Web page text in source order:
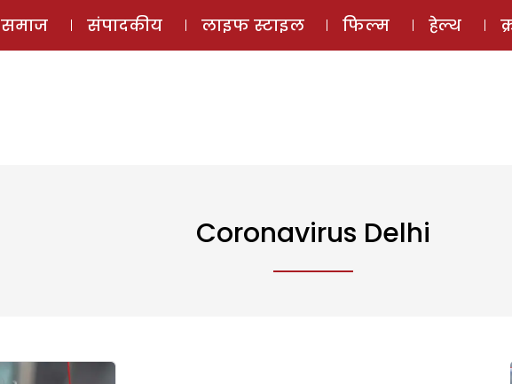
ई-मैगज़ीन
समाज संपादकीय लाइफ स्टाइल फिल्म हेल्थ
Coronavirus Delhi